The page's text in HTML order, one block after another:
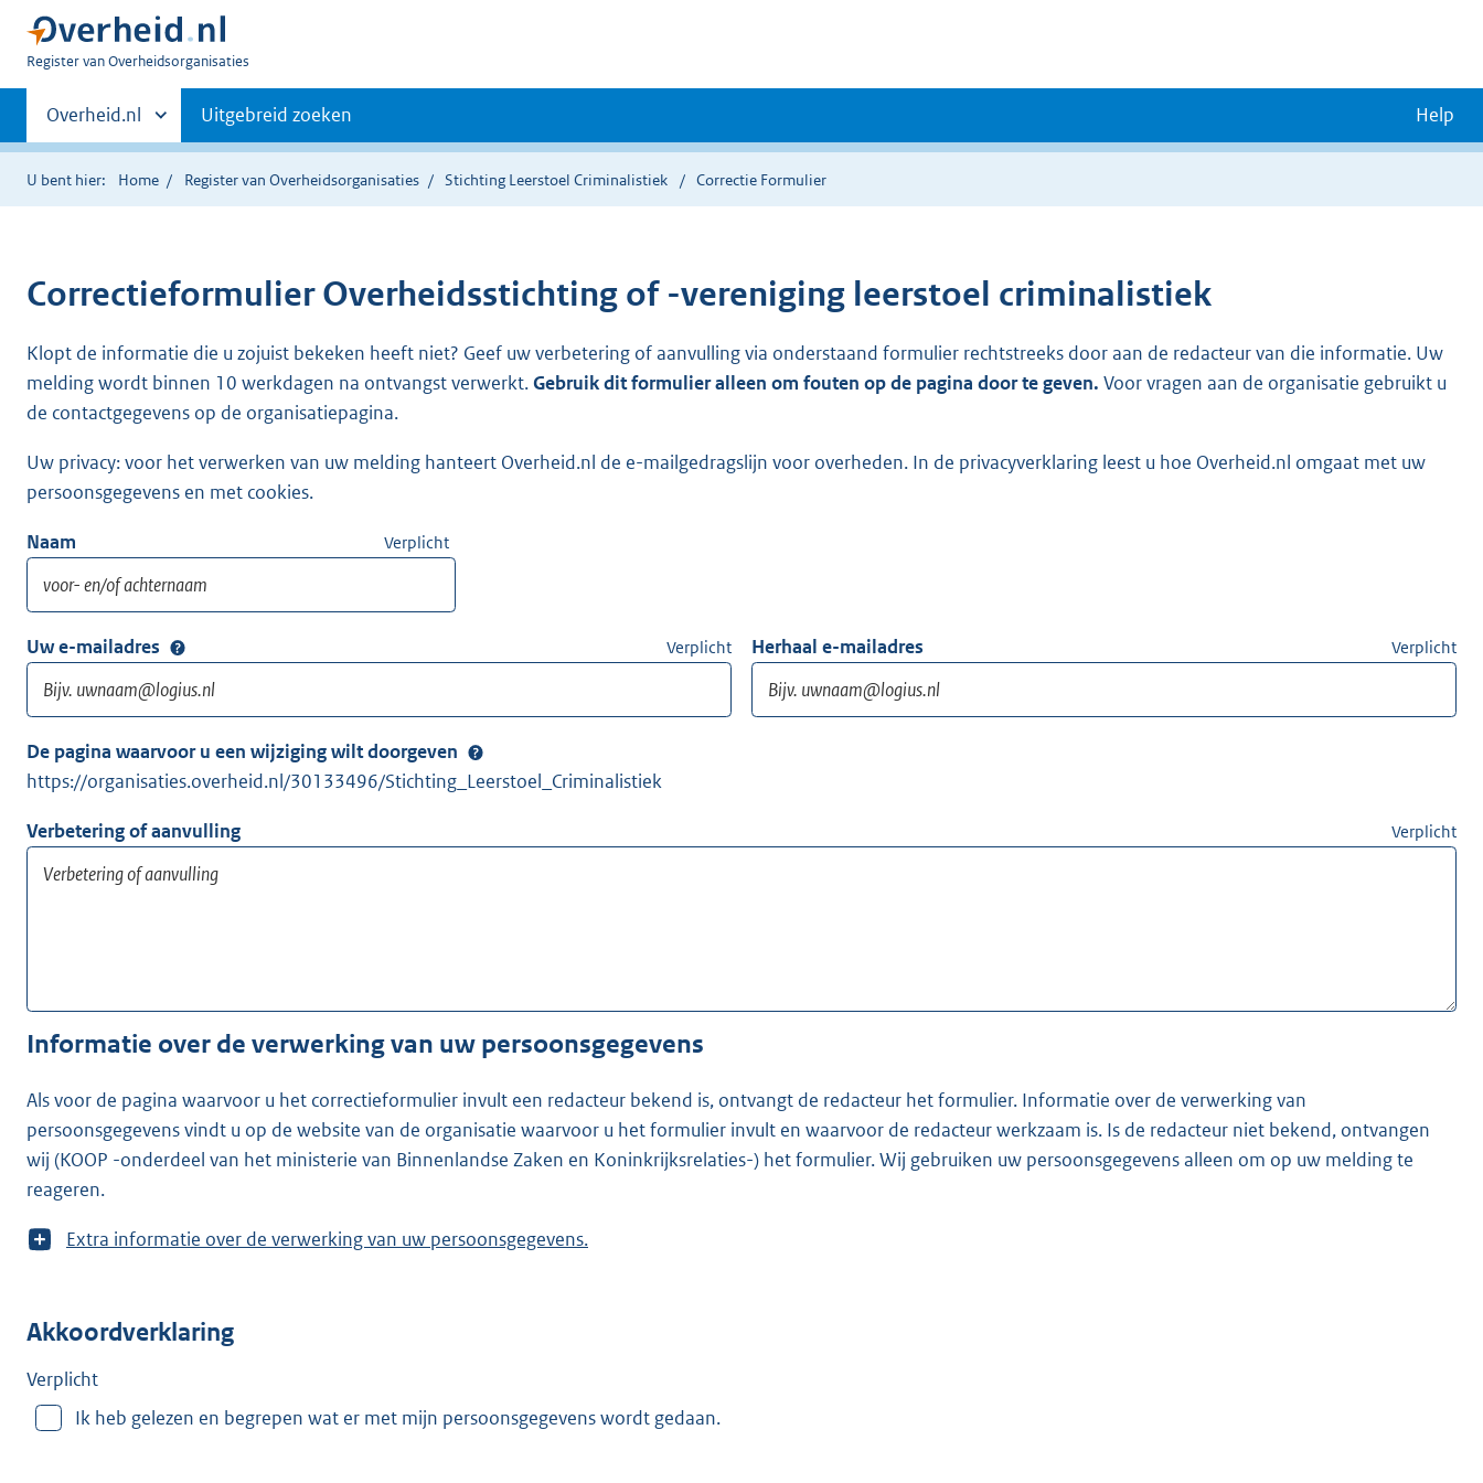
U
Register van Overheidsorganisaties
Primaire
navigatie
Andere
sites
binnen
Overheid.nl Uitgebreid zoeken Help
U bent hier: Home Register van Overheidsorganisaties Stichting Leerstoel Criminalistiek Correctie Formulier
CorrectieformulierOverheidsstichting of -vereniging leerstoel criminalistiek
Klopt de informatie die u zojuist bekeken heeft niet? Geef uw verbetering of aanvulling via onderstaand formulier rechtstreeks door aan de redacteur van die informatie. Uw
melding wordt binnen 10 werkdagen na ontvangst verwerkt.Gebruik dit formulier alleen om fouten op de pagina door te geven. Voor vragen aan de organisatie gebruikt u
de contactgegevens op de organisatiepagina.
Uw privacy: voor het verwerken van uw melding hanteert Overheid.nl de e-mailgedragslijn voor overheden. In de privacyverklaring leest u hoe Overheid.nl omgaat met uw
persoonsgegevens en met cookies.
Naam Verplicht
Uw e-mailadres Verplicht Herhaal e-mailadres Verplicht
De pagina waarvoor u een wijziging wilt doorgeven
https://organisaties.overheid.nl/30133496/Stichting_Leerstoel_Criminalistiek
Verbetering of aanvulling Verplicht
Informatie over de verwerking van uw persoonsgegevens
Als voor de pagina waarvoor u het correctieformulier invult een redacteur bekend is, ontvangt de redacteur het formulier. Informatie over de verwerking van
persoonsgegevens vindt u op de website van de organisatie waarvoor u het formulier invult en waarvoor de redacteur werkzaam is. Is de redacteur niet bekend, ontvangen
wij (KOOP -onderdeel van het ministerie van Binnenlandse Zaken en Koninkrijksrelaties-) het formulier. Wij gebruiken uw persoonsgegevens alleen om op uw melding te
reageren.
T
m
e
Extra informatie over de verwerking van uw persoonsgegevens.
Akkoordverklaring
Verplicht
Ik heb gelezen en begrepen wat er met mijn persoonsgegevens wordt gedaan.